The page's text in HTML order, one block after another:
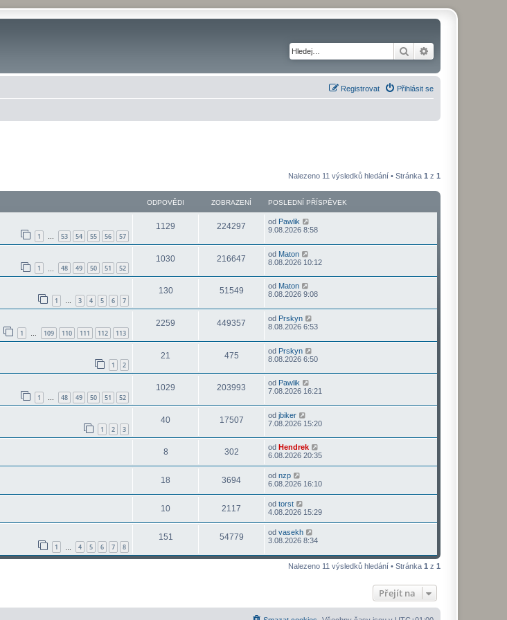
Hledat
Přihlásit se
Registrovat
Nalezeno 11 výsledků hledání • Stránka 1 z 1
ODPOVĚDI ZOBRAZENÍ POSLEDNÍ PŘÍSPĚVEK
1 … 53 54 55 56 57
1129 224297 od Pawlik
9.08.2026 8:58
1 48 49 50 51 52
1030 216647 od Maton
8.08.2026 10:12
1 … 3 4 5 6 7
130 51549 od Maton
8.08.2026 9:08
1 … 109 110 111 112 113
2259 449357 od Prskyn
8.08.2026 6:53
1 2
21 475 od Prskyn
8.08.2026 6:50
1 … 48 49 50 51 52
1029 203993 od Pawlik
7.08.2026 16:21
1 2 3
40 17507 od jbiker
7.08.2026 15:20
8 302 od Hendrek
6.08.2026 20:35
18 3694 od nzp
6.08.2026 16:10
10 2117 od torst
4.08.2026 15:29
1 4 5 6 7 8
151 54779 od vasekh
3.08.2026 8:34
Nalezeno 11 výsledků hledání • Stránka 1 z 1
Přejít na